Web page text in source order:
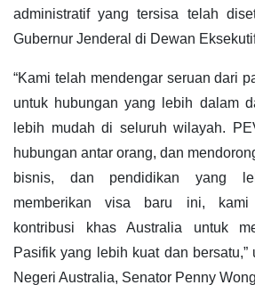
administratif yang tersisa telah
Gubernur Jenderal di Dewan
“Kami telah mendengar seruan dari
untuk hubungan yang lebih dalam
lebih mudah di seluruh wilayah.
hubungan antar orang, dan
bisnis, dan pendidikan yang
memberikan visa baru ini, kami
kontribusi khas Australia untuk
Pasifik yang lebih kuat dan bersatu,”
Negeri Australia, Senator Penny